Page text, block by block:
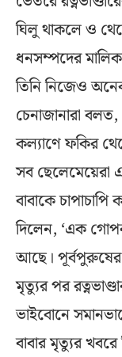
ঘিলু থাকলে ও
ধনসম্পদের মালিক
তিনি নিজেও
চেনাজানারা
কল্যাণে ফকির
সব
বাবাকে
দিলেন, ‘এক গোপন
আছে। পূর্বপুরুষের
মৃত্যুর পর
ভাইবোনে
বাবার মৃত্যুর